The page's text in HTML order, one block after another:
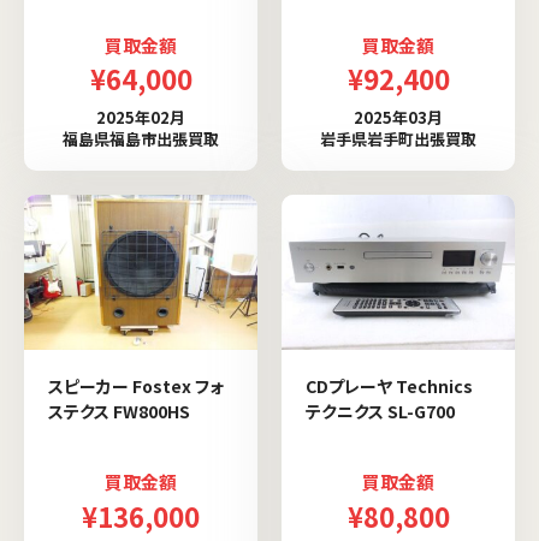
買取金額
¥64,000
2025年02月
福島県福島市出張買取
買取金額
¥92,400
2025年03月
岩手県岩手町出張買取
スピーカー Fostex フォ
ステクス FW800HS
買取金額
¥136,000
CDプレーヤ Technics
テクニクス SL-G700
買取金額
¥80,800